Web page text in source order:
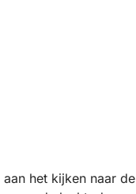
het kijken naar